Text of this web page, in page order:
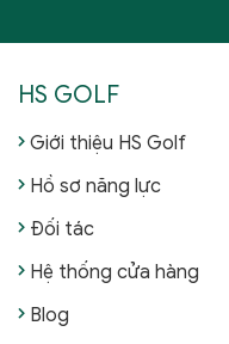
HS GOLF
Giới thiệu HS Golf
Hồ sơ năng lực
Đối tác
Hệ thống cửa hàng
Blog